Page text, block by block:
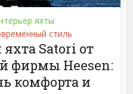
яхты
стиль
Satori от
фирмы Heesen:
комфорта и